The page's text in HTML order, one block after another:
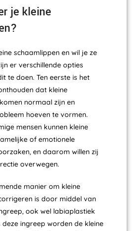
je kleine
schaamlippen en wil je ze
er verschillende opties
te doen. Ten eerste is het
dat kleine
normaal zijn en
hoeven te vormen.
mensen kunnen kleine
of emotionele
en daarom willen zij
overwegen.
manier om kleine
is door middel van
ook wel labiaplastiek
ingreep worden de kleine